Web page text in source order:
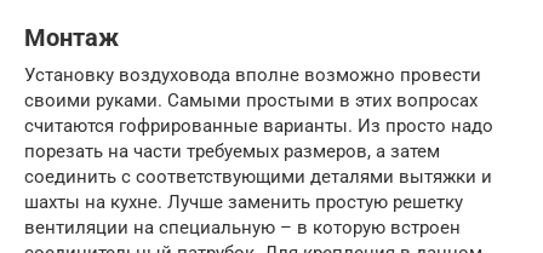
Монтаж
Установку воздуховода вполне возможно провести
своими руками. Самыми простыми в этих вопросах
считаются гофрированные варианты. Из просто надо
порезать на части требуемых размеров, а затем
соединить с соответствующими деталями вытяжки и
шахты на кухне. Лучше заменить простую решетку
вентиляции на специальную – в которую встроен